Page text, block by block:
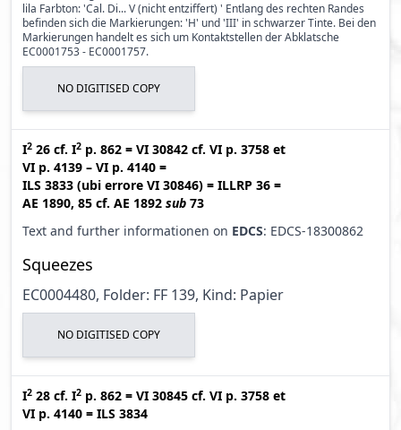
lila Farbton: 'Cal. Di... V (nicht entziffert) ' Entlang des rechten Randes
befinden sich die Markierungen: 'H' und 'III' in schwarzer Tinte. Bei den
Markierungen handelt es sich um Kontaktstellen der Abklatsche
EC0001753 - EC0001757.
NO DIGITISED COPY
I2 26 cf. I2 p. 862 = VI 30842 cf. VI p. 3758 et
VI p. 4139 – VI p. 4140 =
ILS 3833 (ubi errore VI 30846) = ILLRP 36 =
AE 1890, 85 cf. AE 1892 sub 73
Text and further informationen on EDCS: EDCS-18300862
Squeezes
EC0004480, Folder: FF 139, Kind: Papier
NO DIGITISED COPY
I2 28 cf. I2 p. 862 = VI 30845 cf. VI p. 3758 et
VI p. 4140 = ILS 3834